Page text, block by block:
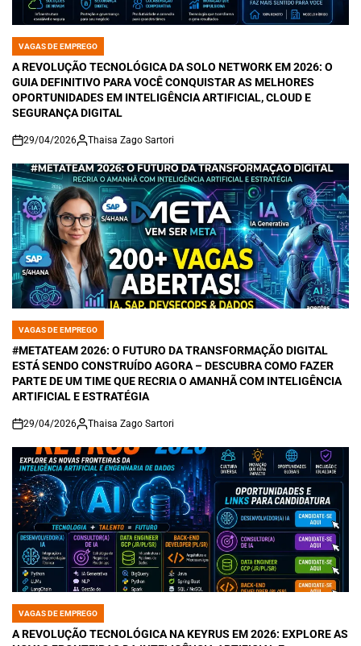
POSTED
IN
VAGAS DE EMPREGO
A REVOLUÇÃO TECNOLÓGICA DA SOLO NETWORK EM 2026: O
GUIA DEFINITIVO PARA VOCÊ CONQUISTAR AS MELHORES
OPORTUNIDADES EM INTELIGÊNCIA ARTIFICIAL, CLOUD E
SEGURANÇA DIGITAL
on
29/04/2026 Thaisa Zago Sartori
POSTED
IN
VAGAS DE EMPREGO
#METATEAM 2026: O FUTURO DA TRANSFORMAÇÃO DIGITAL
ESTÁ SENDO CONSTRUÍDO AGORA – DESCUBRA COMO FAZER
PARTE DE UM TIME QUE RECRIA O AMANHÃ COM INTELIGÊNCIA
ARTIFICIAL E ESTRATÉGIA
on
29/04/2026 Thaisa Zago Sartori
POSTED
IN
VAGAS DE EMPREGO
A REVOLUÇÃO TECNOLÓGICA NA KEYRUS EM 2026: EXPLORE AS